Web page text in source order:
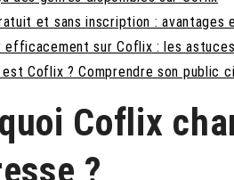
et sans inscription : avantages
efficacement sur Coflix : les astuces
est Coflix ? Comprendre son public
Coflix
?